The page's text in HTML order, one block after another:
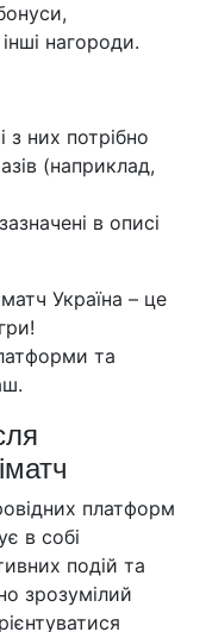
нагороди.
з них потрібно
(наприклад,
в описі
Україна – це
та
платформ
в собі
подій та
зрозумілий